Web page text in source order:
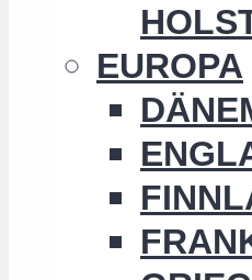
EUROPA